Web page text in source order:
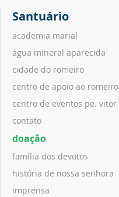
Santuário
academia marial
água mineral aparecida
cidade do romeiro
centro de apoio ao romeiro
centro de eventos pe. vitor
contato
doação
família dos devotos
história de nossa senhora
imprensa